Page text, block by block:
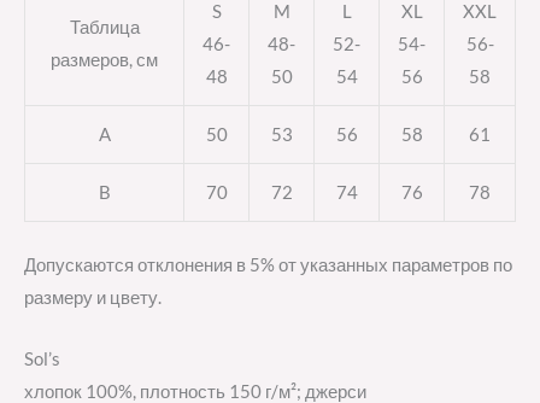
Таблица
размеров, см
S
46-
48
M
48-
50
L
52-
54
XL
54-
56
XXL
56-
58
A 50 53 56 58 61
B 70 72 74 76 78
Допускаются отклонения в 5% от указанных параметров по
размеру и цвету.
Sol’s
хлопок 100%, плотность 150 г/м²; джерси